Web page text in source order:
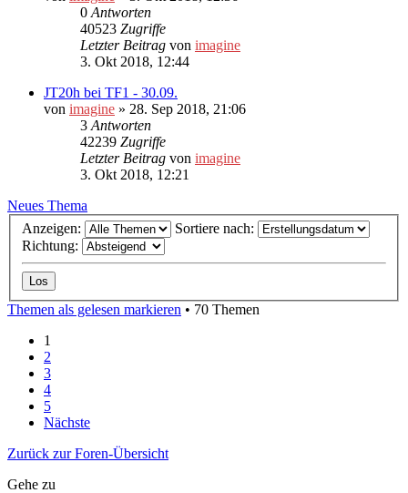
0 Antworten
40523 Zugriffe
Letzter Beitrag von imagine
3. Okt 2018, 12:44
JT20h bei TF1 - 30.09.
von imagine » 28. Sep 2018, 21:06
3 Antworten
42239 Zugriffe
Letzter Beitrag von imagine
3. Okt 2018, 12:21
Neues Thema
Anzeigen:
Sortiere nach:
Richtung:
Themen als gelesen markieren • 70 Themen
1
2
3
4
5
Nächste
Zurück zur Foren-Übersicht
Gehe zu